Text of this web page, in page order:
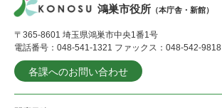
鴻巣市役所 （本庁舎・新館）
〒365-8601 埼玉県鴻巣市中央1番1号
電話番号：048-541-1321 ファックス：048-542-9818
各課へのお問い合わせ